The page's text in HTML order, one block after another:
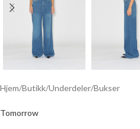
Hjem/Butikk/Underdeler/Bukser
Tomorrow